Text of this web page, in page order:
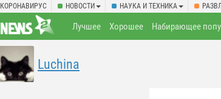
КОРОНАВИРУС НОВОСТИ НАУКА И ТЕХНИКА
Лучшее Хорошее Набирающее
Luchina